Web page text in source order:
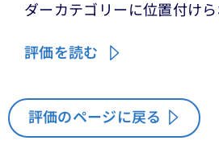
ダーカテゴリーに位置付けら
評価を読む
評価のページに戻る